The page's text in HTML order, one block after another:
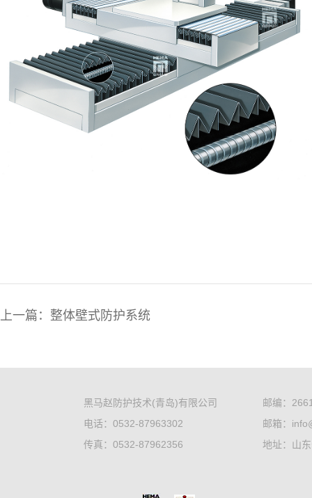
上一篇：整体壁式防护系统
黑马赵防护技术(青岛)有限公司
电话：0532-87963302
传真：0532-87962356
邮编：
邮箱：
地址：山